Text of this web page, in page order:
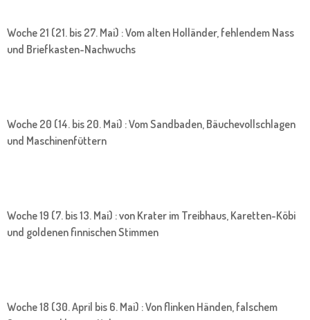
Woche 21 (21. bis 27. Mai) : Vom alten Holländer, fehlendem Nass
und Briefkasten-Nachwuchs
Woche 20 (14. bis 20. Mai) : Vom Sandbaden, Bäuchevollschlagen
und Maschinenfüttern
Woche 19 (7. bis 13. Mai) : von Krater im Treibhaus, Karetten-Köbi
und goldenen finnischen Stimmen
Woche 18 (30. April bis 6. Mai) : Von flinken Händen, falschem